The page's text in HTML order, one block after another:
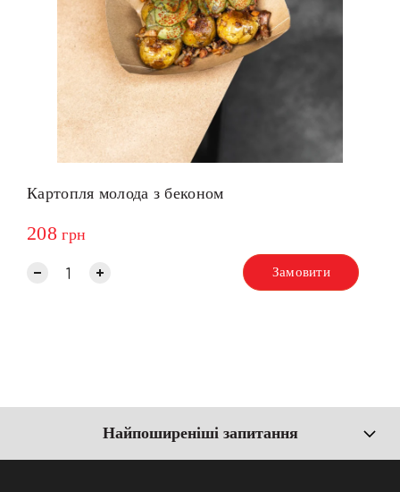
Картопля молода з беконом
208 грн
Замовити
Найпоширеніші запитання